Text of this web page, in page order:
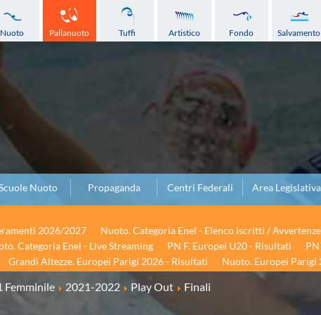
Nuoto Pallanuoto Tuffi Artistico Fondo Salvamento
Nuoto Propaganda Centri Federali Area Legislativa
2026/2027
Nuoto. Categoria Enel - Elenco iscritti /
Categoria Enel - Live Streaming PN F. Europei U20 - Risultati
Grandi Altezze. Europei Parigi 2026 - Risultati Nuoto. Europei Parigi
Femminile 2021-2022 Play Out Finali